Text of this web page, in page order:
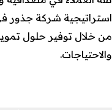
استراتيجية شركة جذور في
من خلال توفير حلول
والاحتياجات.